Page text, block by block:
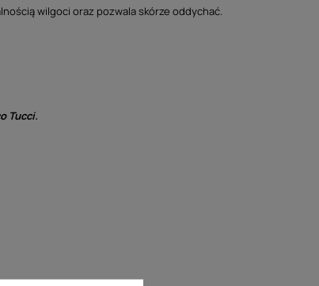
wilgoci oraz pozwala skórze oddychać.
Tucci.